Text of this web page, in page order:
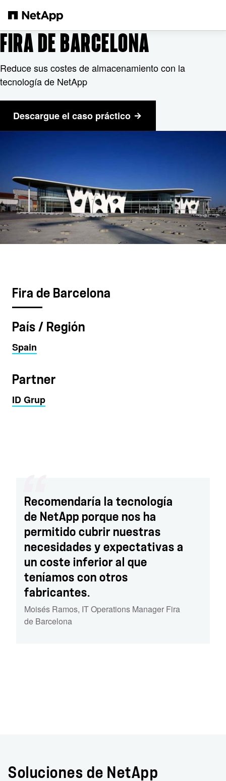
FIRA DE BARCELONA
Reduce sus costes de almacenamiento con la
tecnología de NetApp
Descargue el caso práctico
Fira de Barcelona
País / Región
Spain
Partner
ID Grup
Recomendaría la tecnología
de NetApp porque nos ha
permitido cubrir nuestras
necesidades y expectativas a
un coste inferior al que
teníamos con otros
fabricantes.
Moisés Ramos, IT Operations Manager Fira
de Barcelona
Soluciones de NetApp